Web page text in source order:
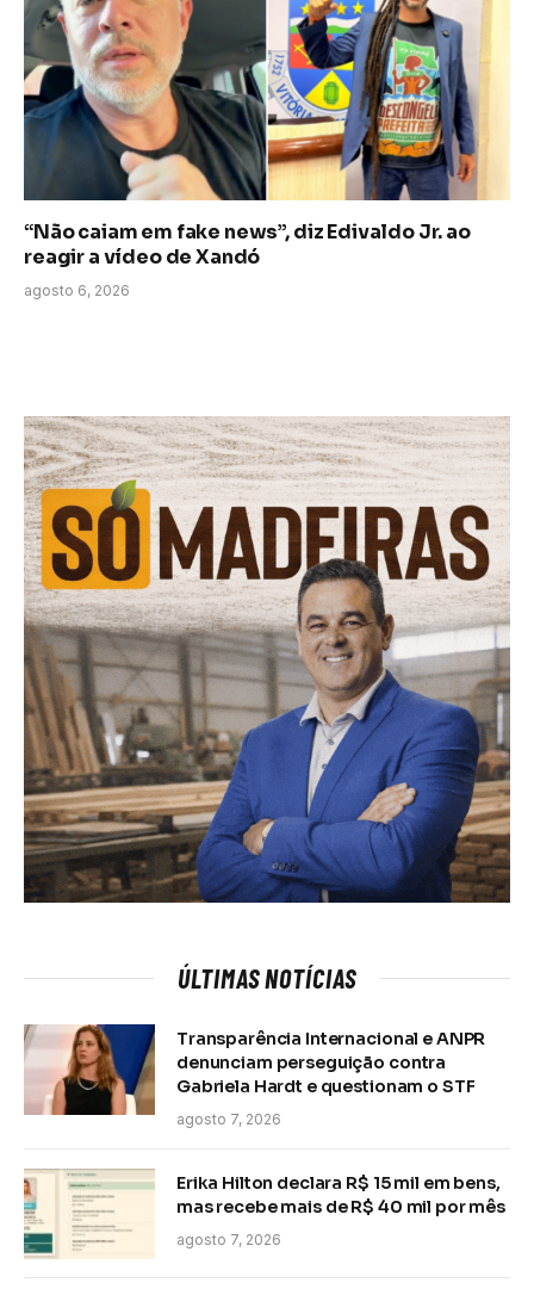
“Não caiam em fake news”, diz Edivaldo Jr. ao
reagir a vídeo de Xandó
agosto 6, 2026
ÚLTIMAS NOTÍCIAS
Transparência Internacional e ANPR
denunciam perseguição contra
Gabriela Hardt e questionam o STF
agosto 7, 2026
Erika Hilton declara R$ 15 mil em bens,
mas recebe mais de R$ 40 mil por mês
agosto 7, 2026